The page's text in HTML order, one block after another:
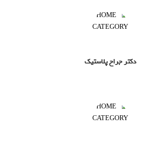
دکتر جراح پلاستیک